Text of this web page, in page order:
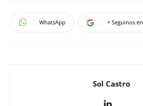
WhatsApp + Seguinos
Sol Castro